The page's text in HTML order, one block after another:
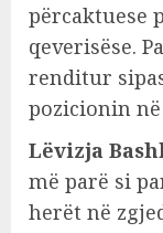
përcaktuese
qeverisëse.
renditur
pozicionin
Lëvizja
më parë si
herët në